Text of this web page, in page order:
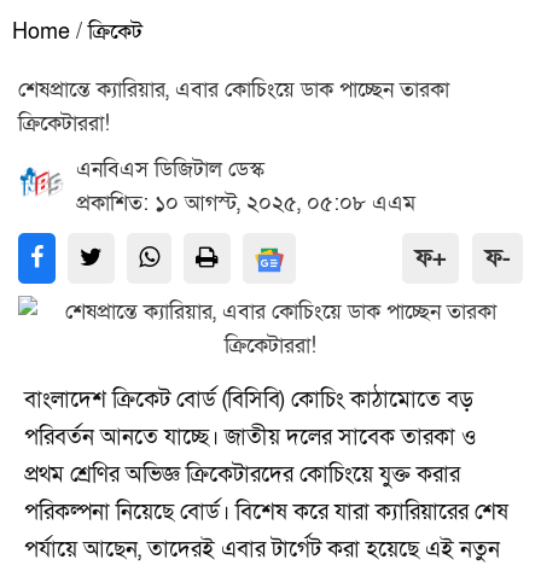
Home / ক্রিকেট
শেষপ্রান্তে ক্যারিয়ার, এবার কোচিংয়ে ডাক পাচ্ছেন তারকা
ক্রিকেটাররা!
এনবিএস ডিজিটাল ডেস্ক
প্রকাশিত: ১০ আগস্ট, ২০২৫, ০৫:০৮ এএম
ফ+ ফ-
বাংলাদেশ ক্রিকেট বোর্ড (বিসিবি) কোচিং কাঠামোতে বড়
পরিবর্তন আনতে যাচ্ছে। জাতীয় দলের সাবেক তারকা ও
প্রথম শ্রেণির অভিজ্ঞ ক্রিকেটারদের কোচিংয়ে যুক্ত করার
পরিকল্পনা নিয়েছে বোর্ড। বিশেষ করে যারা ক্যারিয়ারের শেষ
পর্যায়ে আছেন, তাদেরই এবার টার্গেট করা হয়েছে এই নতুন